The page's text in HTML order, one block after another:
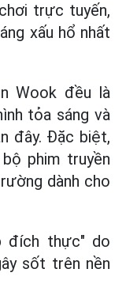
trực tuyến,
xấu hổ nhất
Wook đều là
tỏa sáng và
đây. Đặc biệt,
phim truyền
dành cho
đích thực" do
sốt trên nền